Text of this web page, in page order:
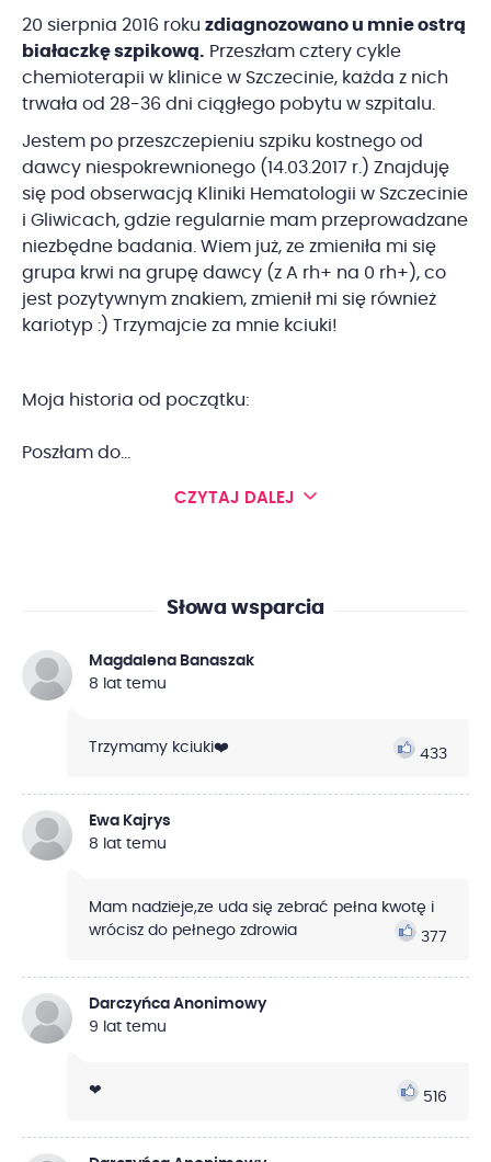
20 sierpnia 2016 roku zdiagnozowano u mnie ostrą
białaczkę szpikową. Przeszłam cztery cykle
chemioterapii w klinice w Szczecinie, każda z nich
trwała od 28-36 dni ciągłego pobytu w szpitalu.
Jestem po przeszczepieniu szpiku kostnego od
dawcy niespokrewnionego (14.03.2017 r.) Znajduję
się pod obserwacją Kliniki Hematologii w Szczecinie
i Gliwicach, gdzie regularnie mam przeprowadzane
niezbędne badania. Wiem już, ze zmieniła mi się
grupa krwi na grupę dawcy (z A rh+ na 0 rh+), co
jest pozytywnym znakiem, zmienił mi się również
kariotyp :) Trzymajcie za mnie kciuki!
Moja historia od początku:
Poszłam do...
CZYTAJ DALEJ
Słowa wsparcia
Magdalena Banaszak
8 lat temu
Trzymamy kciuki❤️ 433
Ewa Kajrys
8 lat temu
Mam nadzieje,ze uda się zebrać pełna kwotę i
wrócisz do pełnego zdrowia
377
Darczyńca Anonimowy
9 lat temu
❤ 516